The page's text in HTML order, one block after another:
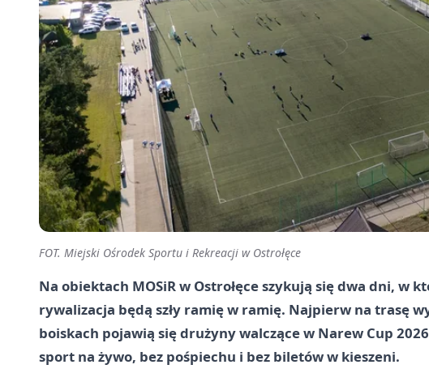
FOT. Miejski Ośrodek Sportu i Rekreacji w Ostrołęce
Na obiektach MOSiR w Ostrołęce szykują się dwa dni, w
rywalizacja będą szły ramię w ramię. Najpierw na trasę
boiskach pojawią się drużyny walczące w Narew Cup
sport na żywo, bez pośpiechu i bez biletów w kieszeni.